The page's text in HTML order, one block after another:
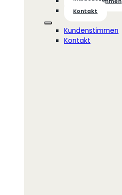
Kontakt
Kundenstimmen
Kontakt